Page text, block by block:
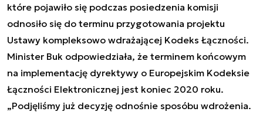
które pojawiło się podczas posiedzenia komisji
odnosiło się do terminu przygotowania projektu
Ustawy kompleksowo wdrażającej Kodeks Łączności.
Minister Buk odpowiedziała, że terminem końcowym
na implementację dyrektywy o Europejskim Kodeksie
Łączności Elektronicznej jest koniec 2020 roku.
„Podjęliśmy już decyzję odnośnie sposóbu wdrożenia.